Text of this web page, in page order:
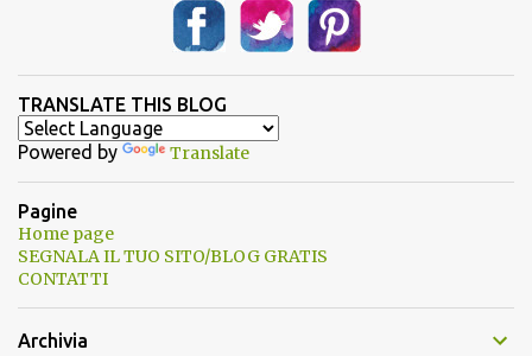
TRANSLATE THIS BLOG
Powered by Translate
Pagine
Home page
SEGNALA IL TUO SITO/BLOG GRATIS
CONTATTI
Archivia